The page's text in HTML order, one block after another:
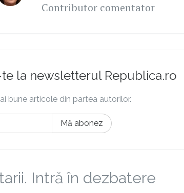
Contributor comentator
la newsletterul Republica.ro
bune articole din partea autorilor.
Mă abonez
Intră în dezbatere